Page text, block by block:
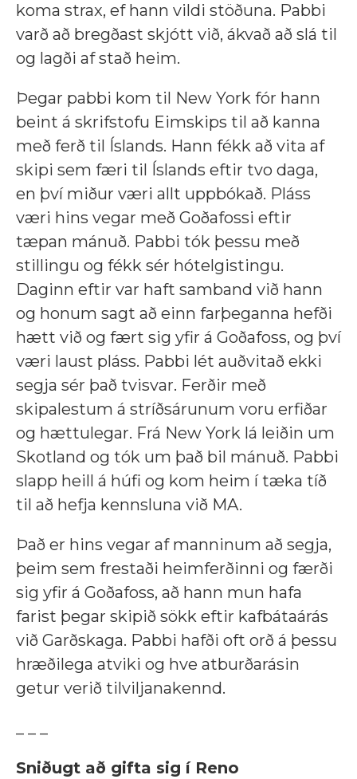
koma strax, ef hann vildi stöðuna. Pabbi
varð að bregðast skjótt við, ákvað að slá til
og lagði af stað heim.
Þegar pabbi kom til New York fór hann
beint á skrifstofu Eimskips til að kanna
með ferð til Íslands. Hann fékk að vita af
skipi sem færi til Íslands eftir tvo daga,
en því miður væri allt uppbókað. Pláss
væri hins vegar með Goðafossi eftir
tæpan mánuð. Pabbi tók þessu með
stillingu og fékk sér hótelgistingu.
Daginn eftir var haft samband við hann
og honum sagt að einn farþeganna hefði
hætt við og fært sig yfir á Goðafoss, og því
væri laust pláss. Pabbi lét auðvitað ekki
segja sér það tvisvar. Ferðir með
skipalestum á stríðsárunum voru erfiðar
og hættulegar. Frá New York lá leiðin um
Skotland og tók um það bil mánuð. Pabbi
slapp heill á húfi og kom heim í tæka tíð
til að hefja kennsluna við MA.
Það er hins vegar af manninum að segja,
þeim sem frestaði heimferðinni og færði
sig yfir á Goðafoss, að hann mun hafa
farist þegar skipið sökk eftir kafbátaárás
við Garðskaga. Pabbi hafði oft orð á þessu
hræðilega atviki og hve atburðarásin
getur verið tilviljanakennd.
Sniðugt að gifta sig í Reno